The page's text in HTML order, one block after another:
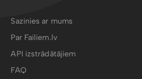
Sazinies ar mums
Par Failiem.lv
API izstrādātājiem
FAQ